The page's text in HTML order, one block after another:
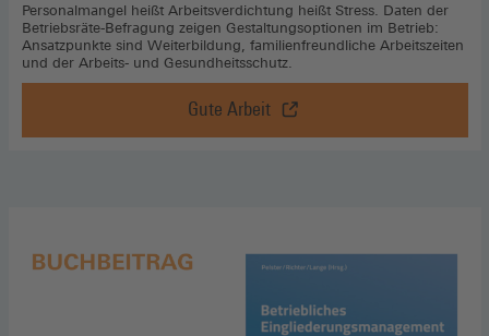
Personalmangel heißt Arbeitsverdichtung heißt Stress. Daten der
Betriebsräte-Befragung zeigen Gestaltungsoptionen im Betrieb:
Ansatzpunkte sind Weiterbildung, familienfreundliche Arbeitszeiten
und der Arbeits- und Gesundheitsschutz.
Gute ArbeitArbeitsverdichtung
durch
neuen